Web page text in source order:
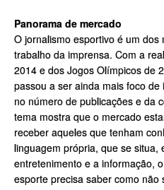
Panorama de mercado
O jornalismo esportivo é um
trabalho da imprensa. Com a
2014 e dos Jogos Olímpicos de
passou a ser ainda mais foco
no número de publicações e da
tema mostra que o mercado
receber aqueles que tenham
linguagem própria, que se situa,
entretenimento e a informação,
esporte precisa saber como